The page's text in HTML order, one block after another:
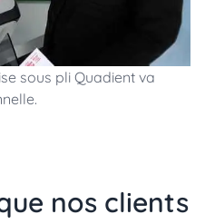
sous pli Quadient va
nos clients